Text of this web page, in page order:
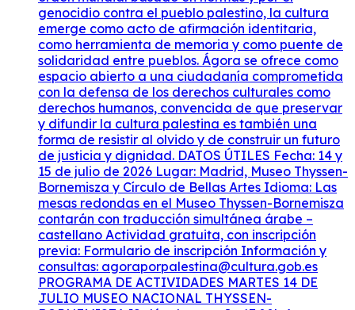
genocidio contra el pueblo palestino, la cultura
emerge como acto de afirmación identitaria,
como herramienta de memoria y como puente de
solidaridad entre pueblos. Ágora se ofrece como
espacio abierto a una ciudadanía comprometida
con la defensa de los derechos culturales como
derechos humanos, convencida de que preservar
y difundir la cultura palestina es también una
forma de resistir al olvido y de construir un futuro
de justicia y dignidad. DATOS ÚTILES Fecha: 14 y
15 de julio de 2026 Lugar: Madrid, Museo Thyssen-
Bornemisza y Círculo de Bellas Artes Idioma: Las
mesas redondas en el Museo Thyssen-Bornemisza
contarán con traducción simultánea árabe –
castellano Actividad gratuita, con inscripción
previa: Formulario de inscripción Información y
consultas: agoraporpalestina@cultura.gob.es
PROGRAMA DE ACTIVIDADES MARTES 14 DE
JULIO MUSEO NACIONAL THYSSEN-